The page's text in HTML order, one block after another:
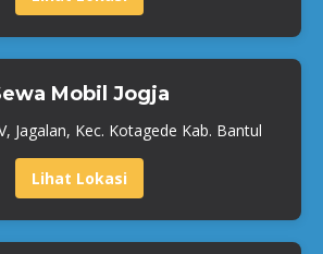
Mobil Jogja
Jagalan, Kec. Kotagede Kab. Bantul
Lihat Lokasi